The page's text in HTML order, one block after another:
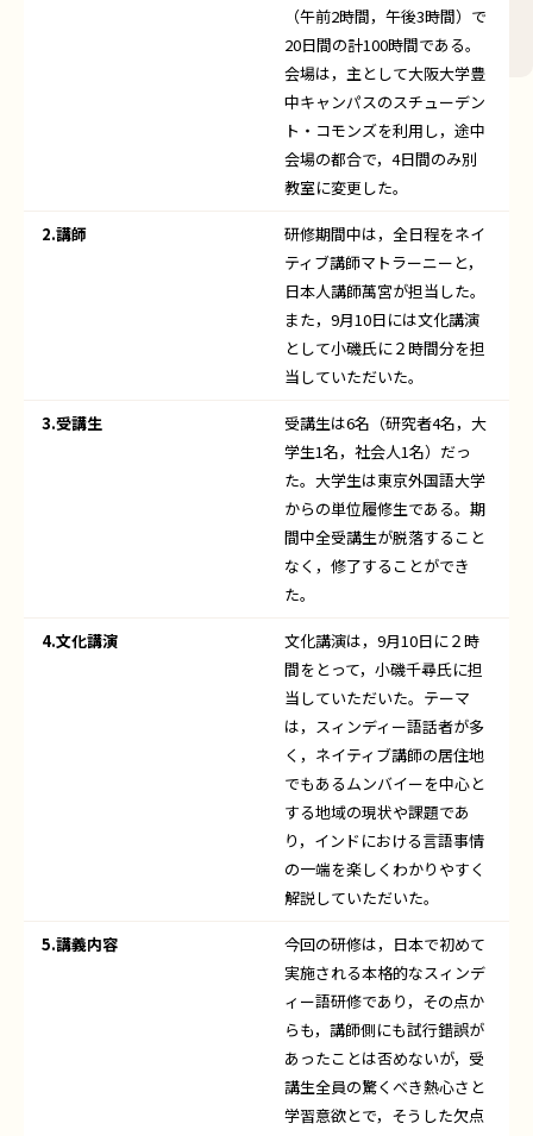
（午前2時間，午後3時間）で
20日間の計100時間である。
会場は，主として大阪大学豊
中キャンパスのスチューデン
ト・コモンズを利用し，途中
会場の都合で，4日間のみ別
教室に変更した。
2.講師
研修期間中は，全日程をネイ
ティブ講師マトラーニーと，
日本人講師萬宮が担当した。
また，9月10日には文化講演
として小磯氏に２時間分を担
当していただいた。
3.受講生
受講生は6名（研究者4名，大
学生1名，社会人1名）だっ
た。大学生は東京外国語大学
からの単位履修生である。期
間中全受講生が脱落すること
なく，修了することができ
た。
4.文化講演
文化講演は，9月10日に２時
間をとって，小磯千尋氏に担
当していただいた。テーマ
は，スィンディー語話者が多
く，ネイティブ講師の居住地
でもあるムンバイーを中心と
する地域の現状や課題であ
り，インドにおける言語事情
の一端を楽しくわかりやすく
解説していただいた。
5.講義内容
今回の研修は，日本で初めて
実施される本格的なスィンデ
ィー語研修であり，その点か
らも，講師側にも試行錯誤が
あったことは否めないが，受
講生全員の驚くべき熱心さと
学習意欲とで，そうした欠点